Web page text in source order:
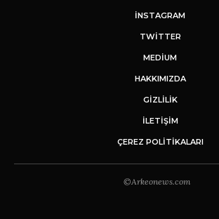
INSTAGRAM
TWITTER
MEDIUM
HAKKIMIZDA
GİZLİLİK
İLETIŞIM
ÇEREZ POLITIKALARI
©Arkeonews.com